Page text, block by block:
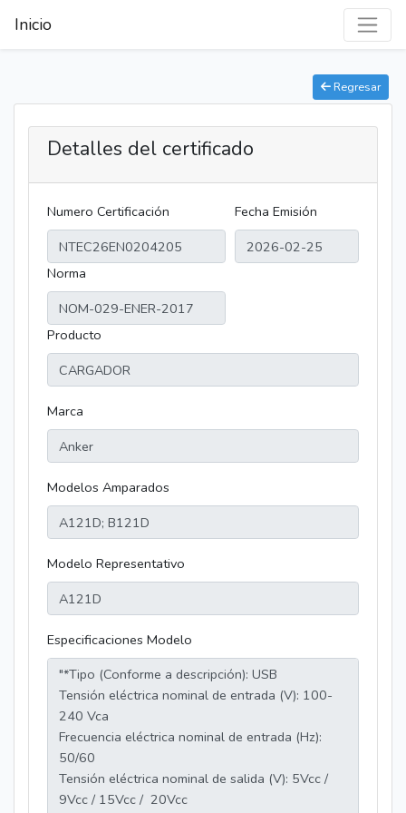
Inicio
Regresar
Detalles del certificado
Numero Certificación Fecha Emisión
Norma
Producto
Marca
Modelos Amparados
Modelo Representativo
Especificaciones Modelo